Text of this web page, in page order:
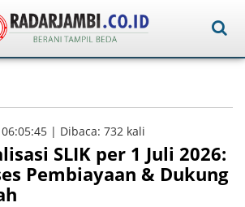
| Dibaca: 732 kali
SLIK per 1 Juli 2026:
Pembiayaan & Dukung